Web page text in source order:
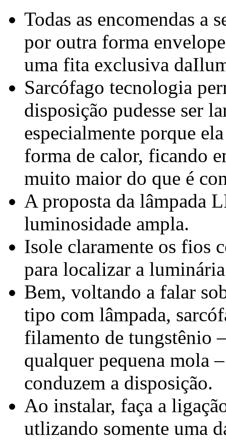
Todas as encomendas a
por outra forma
uma fita exclusiva
Sarcófago tecnologia
disposição pudesse ser
especialmente porque
forma de calor, ficando
muito maior do que é
A proposta da lâmpada
luminosidade ampla.
Isole claramente os fios
para localizar a
Bem, voltando a falar
tipo com lâmpada,
filamento de tungstênio
qualquer pequena mola
conduzem a disposição.
Ao instalar, faça a
utlizando somente uma